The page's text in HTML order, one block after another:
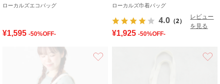
ローカルズエコバッグ
¥1,595 -50%OFF-
ローカルズ巾着バッグ
4.0 （2）
レビュー
を見る
¥1,925 -50%OFF-